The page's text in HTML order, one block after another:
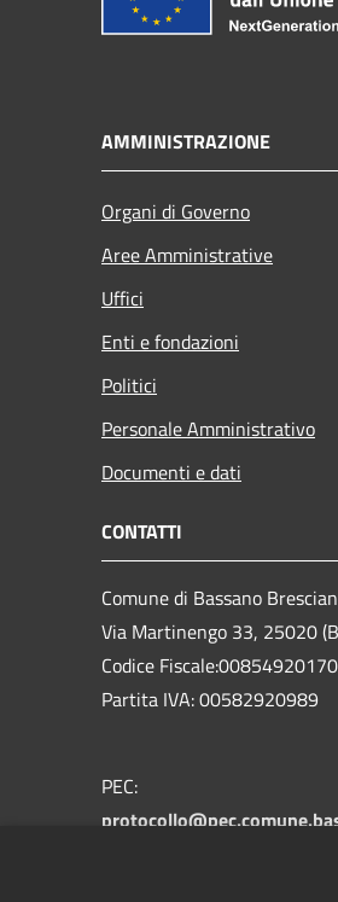
AMMINISTRAZIONE
Organi di Governo
Aree Amministrative
Uffici
Enti e fondazioni
Politici
Personale Amministrativo
Documenti e dati
CONTATTI
Comune di Bassano
Via Martinengo 33, 25020
Codice Fiscale:00854920170
Partita IVA: 00582920989
PEC: